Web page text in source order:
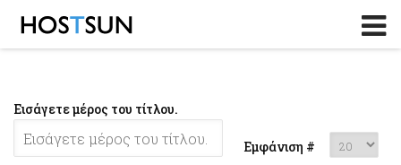
Εισάγετε μέρος του τίτλου.
Εμφάνιση #
Log in
Password